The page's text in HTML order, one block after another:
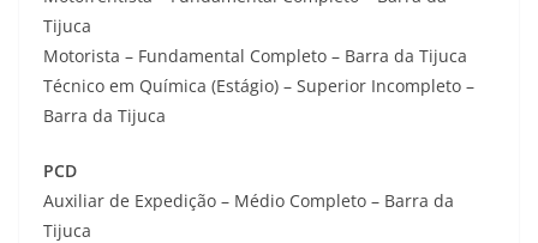
Tijuca
Motorista – Fundamental Completo – Barra da Tijuca
Técnico em Química (Estágio) – Superior Incompleto –
Barra da Tijuca
PCD
Auxiliar de Expedição – Médio Completo – Barra da
Tijuca